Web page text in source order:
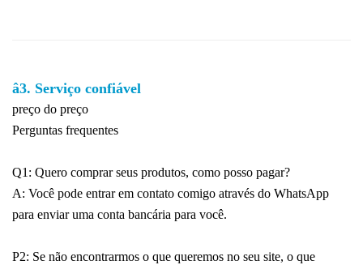
â3. Serviço confiável
preço do preço
Perguntas frequentes
Q1: Quero comprar seus produtos, como posso pagar?
A: Você pode entrar em contato comigo através do WhatsApp
para enviar uma conta bancária para você.
P2: Se não encontrarmos o que queremos no seu site, o que